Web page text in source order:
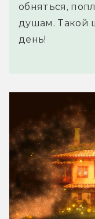
обняться,
душам. Такой
день!